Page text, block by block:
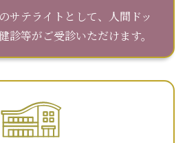
サテライトとして、人間ドッ
診等がご受診いただけます。